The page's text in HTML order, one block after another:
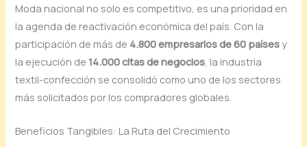
Moda nacional no solo es competitivo, es una prioridad en
la agenda de reactivación económica del país. Con la
participación de más de 4.800 empresarios de 60 paísesy
la ejecución de14.000 citas de negocios , la industria
textil-confección se consolidó como uno de los sectores
más solicitados por los compradores globales.
Beneficios Tangibles: La Ruta del Crecimiento